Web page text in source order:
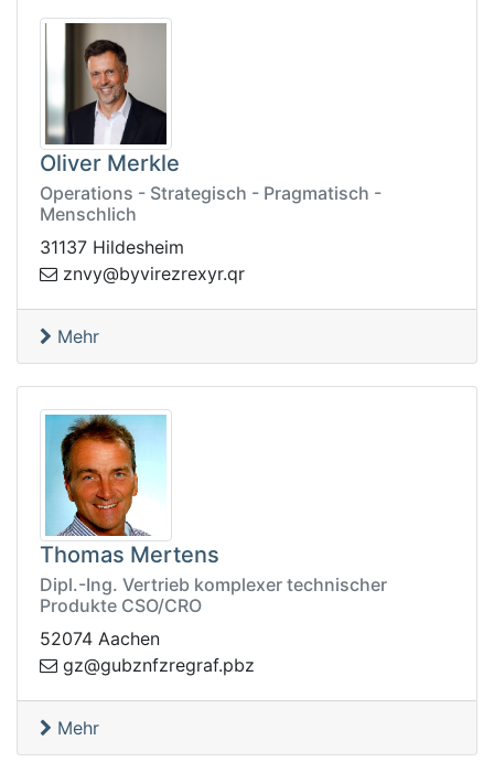
Oliver Merkle
Operations - Strategisch - Pragmatisch -
Menschlich
31137 Hildesheim
rq.ryxe
rzerivyb@yvnz
Mehr
Thomas Mertens
Dipl.-Ing. Vertrieb komplexer technischer
Produkte CSO/CRO
52074 Aachen
zbp.fargerzfnzbu
g@zg
Mehr